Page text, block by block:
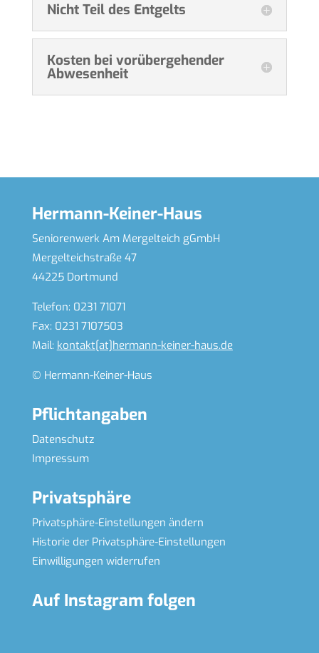
Nicht Teil des Entgelts
Kosten bei vorübergehender
Abwesenheit
Hermann-Keiner-Haus
Seniorenwerk Am Mergelteich gGmbH
Mergelteichstraße 47
44225 Dortmund
Telefon: 0231 71071
Fax: 0231 7107503
Mail: kontakt[at]hermann-keiner-haus.de
© Hermann-Keiner-Haus
Pflichtangaben
Datenschutz
Impressum
Privatsphäre
Privatsphäre-Einstellungen ändern
Historie der Privatsphäre-Einstellungen
Einwilligungen widerrufen
Auf Instagram folgen